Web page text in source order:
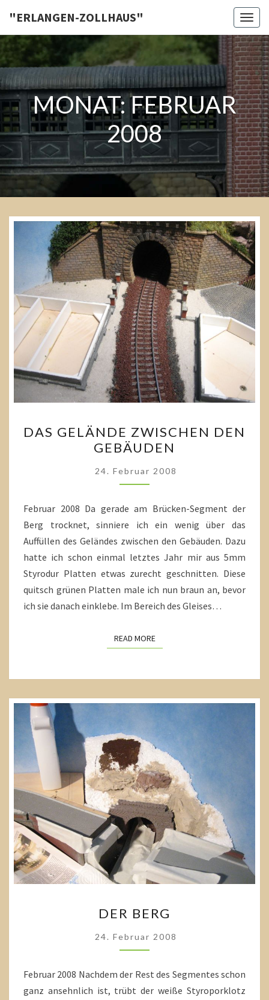
content
"ERLANGEN-ZOLLHAUS"
Das
Gelände
zwischen
den
Gebäuden
MONAT:FEBRUAR
2008
GELÄNDE
ZWISCHEN
DEN
GEBÄUDEN
DAS GELÄNDE ZWISCHEN DEN
GEBÄUDEN
24. Februar 2008
Februar 2008 Da gerade am Brücken-Segment der
Berg trocknet, sinniere ich ein wenig über das
Auffüllen des Geländes zwischen den Gebäuden. Dazu
hatte ich schon einmal letztes Jahr mir aus 5mm
Styrodur Platten etwas zurecht geschnitten. Diese
quitsch grünen Platten male ich nun braun an, bevor
ich sie danach einklebe. Im Bereich des Gleises…
READ MOREREAD MORE
BERG
DER BERG
24. Februar 2008
Februar 2008 Nachdem der Rest des Segmentes schon
ganz ansehnlich ist, trübt der weiße Styroporklotz